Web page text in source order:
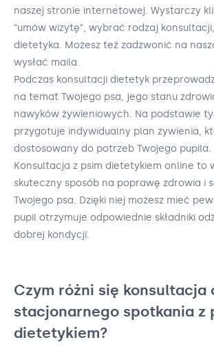
naszej stronie internetowej. Wystarczy
"umów wizytę", wybrać rodzaj
dietetyka. Możesz też zadzwonić na
wysłać maila.
Podczas konsultacji dietetyk
na temat Twojego psa, jego stanu
nawyków żywieniowych. Na podstawie
przygotuje indywidualny plan żywienia,
dostosowany do potrzeb Twojego pupila.
Konsultacja z psim dietetykiem online to
skuteczny sposób na poprawę zdrowia i
Twojego psa. Dzięki niej możesz mieć
pupil otrzymuje odpowiednie składniki
dobrej kondycji.
Czym różni się konsultacja
stacjonarnego spotkania z
dietetykiem?